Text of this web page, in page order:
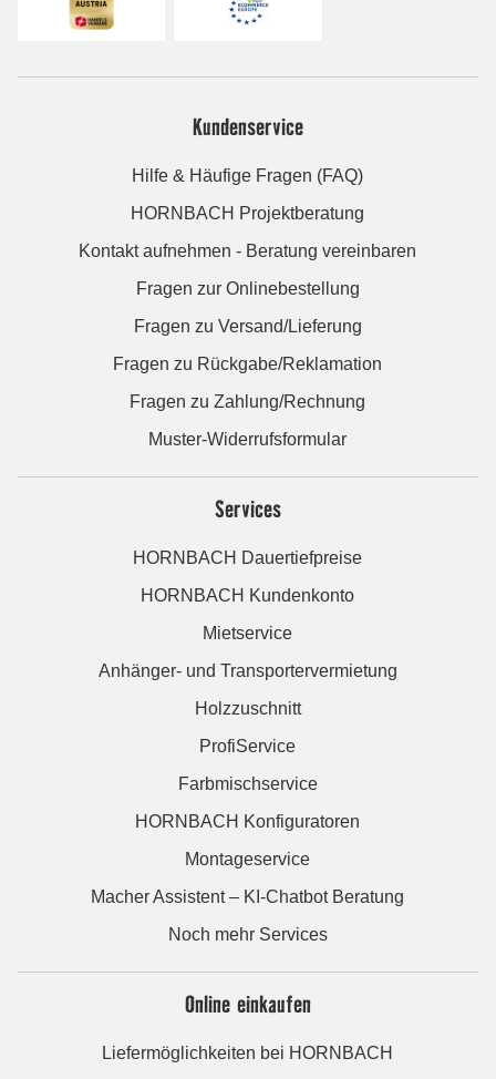
Kundenservice
Hilfe & Häufige Fragen (FAQ)
HORNBACH Projektberatung
Kontakt aufnehmen - Beratung vereinbaren
Fragen zur Onlinebestellung
Fragen zu Versand/Lieferung
Fragen zu Rückgabe/Reklamation
Fragen zu Zahlung/Rechnung
Muster-Widerrufsformular
Services
HORNBACH Dauertiefpreise
HORNBACH Kundenkonto
Mietservice
Anhänger- und Transportervermietung
Holzzuschnitt
ProfiService
Farbmischservice
HORNBACH Konfiguratoren
Montageservice
Macher Assistent – KI-Chatbot Beratung
Noch mehr Services
Online einkaufen
Liefermöglichkeiten bei HORNBACH